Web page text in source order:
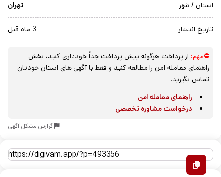
استان / شهر تهران
تاریخ انتشار 3 ماه قبل
⛔مهم: از پرداخت هرگونه پیش پرداخت جداً خودداری کنید، بخش
راهنمای معامله امن را مطالعه کنید و فقط با آگهی های استان خودتان
تماس بگیرید.
راهنمای معامله امن
درخواست مشاوره تخصصی
گزارش مشکل آگهی